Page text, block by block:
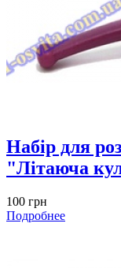
Набiр для
"Літаюча
100 грн
Подробнее